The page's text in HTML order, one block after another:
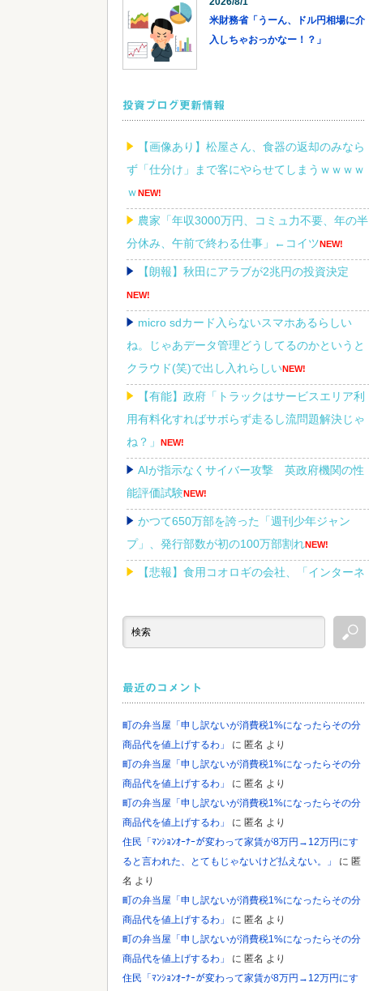
米財務省「うーん、ドル円相場に介
入しちゃおっかなー！？」
投資ブログ更新情報
【画像あり】松屋さん、食器の返却のみなら
ず「仕分け」まで客にやらせてしまうｗｗｗｗ
ｗNEW!
農家「年収3000万円、コミュ力不要、年の半
分休み、午前で終わる仕事」←コイツNEW!
【朗報】秋田にアラブが2兆円の投資決定
NEW!
micro sdカード入らないスマホあるらしい
ね。じゃあデータ管理どうしてるのかというと
クラウド(笑)で出し入れらしいNEW!
【有能】政府「トラックはサービスエリア利
用有料化すればサボらず走るし流問題解決じゃ
ね？」
NEW!
AIが指示なくサイバー攻撃 英政府機関の性
能評価試験NEW!
かつて650万部を誇った「週刊少年ジャン
プ」、発行部数が初の100万部割れNEW!
【悲報】食用コオロギの会社、「インターネ
「Linuxで十分じゃね…？」世界が気付き始め
る Linuxの市場シェアが初めて10%超える
最近のコメント
町の弁当屋「申し訳ないが消費税1%になったらその分
商品代を値上げするわ」
に 匿名 より
町の弁当屋「申し訳ないが消費税1%になったらその分
商品代を値上げするわ」
に 匿名 より
町の弁当屋「申し訳ないが消費税1%になったらその分
商品代を値上げするわ」
に 匿名 より
住民「ﾏﾝｼｮﾝｵｰﾅｰが変わって家賃が8万円→12万円にす
ると言われた、とてもじゃないけど払えない。」
に 匿
名 より
町の弁当屋「申し訳ないが消費税1%になったらその分
商品代を値上げするわ」
に 匿名 より
町の弁当屋「申し訳ないが消費税1%になったらその分
商品代を値上げするわ」
に 匿名 より
住民「ﾏﾝｼｮﾝｵｰﾅｰが変わって家賃が8万円→12万円にす